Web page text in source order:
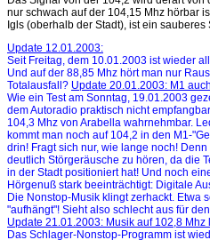
nur schwach auf der 104,15 Mhz hörbar
Igls (oberhalb der Stadt), ist ein sauberes
Update 12.01.2003:
Seit Freitag, dem 10.01.2003 ist wieder
Und auf der 88,85 Mhz hört man nur
Totalausfall? Update 20.01.2003: M1
Wie ein Test am Sonntag, 19.01.2003
dem Autoradio praktisch nicht
104,3 Mhz von Arabella wahrnehmbar.
kommt man noch auf 104,2 in den M1-
drin! Fragt sich nur, wie lange noch!
deutlich Störgeräusche zu hören, da die
in der Stadt positioniert hat! Und noch
Hörgenuß stark beeinträchtigt: Digitale
Die Nonstop-Musik klingt zerhackt. Etwa
"aufhängt"! Sieht also schlecht aus für
Update 21.01.2003: Musik auf 102,8 Mhz
Das Schlager-Nonstop-Programm ist